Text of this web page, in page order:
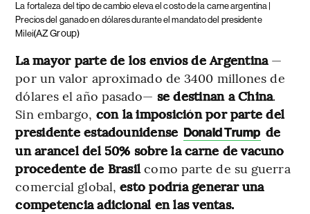
La fortaleza del tipo de cambio eleva el costo de la carne argentina |
Precios del ganado en dólares durante el mandato del presidente
Milei(AZ Group)
La mayor parte de los envíos de Argentina—
por un valor aproximado de 3400 millones de
dólares el año pasado— se destinan a China.
Sin embargo, con la imposición por parte del
presidente estadounidense Donald Trump de
un arancel del 50% sobre la carne de vacuno
procedente de Brasilcomo parte de su guerra
comercial global,esto podría generar una
competencia adicional en las ventas.